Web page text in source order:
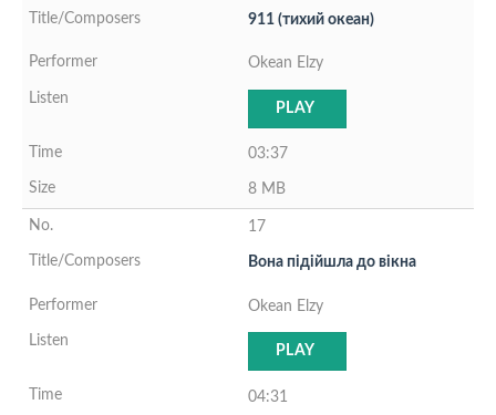
911 (тихий океан)
Okean Elzy
PLAY
03:37
8 MB
17
Вона пiдiйшла до вiкна
Okean Elzy
PLAY
04:31